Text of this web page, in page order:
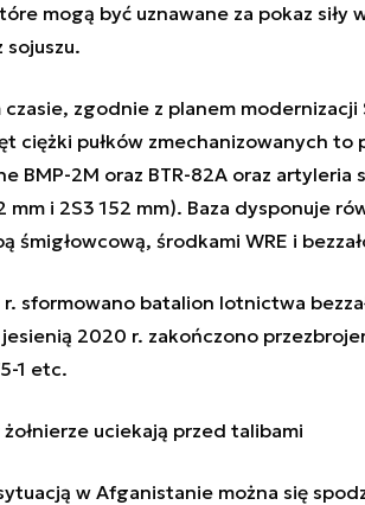
mogą być uznawane za pokaz siły
zgodnie z planem modernizacji
ciężki pułków zmechanizowanych to
BMP-2M oraz BTR-82A oraz artyleria
mm i 2S3 152 mm). Baza dysponuje
śmigłowcową, środkami WRE i
sformowano batalion lotnictwa
2020 r. zakończono
1 etc.
uciekają przed talibami
w Afganistanie można się